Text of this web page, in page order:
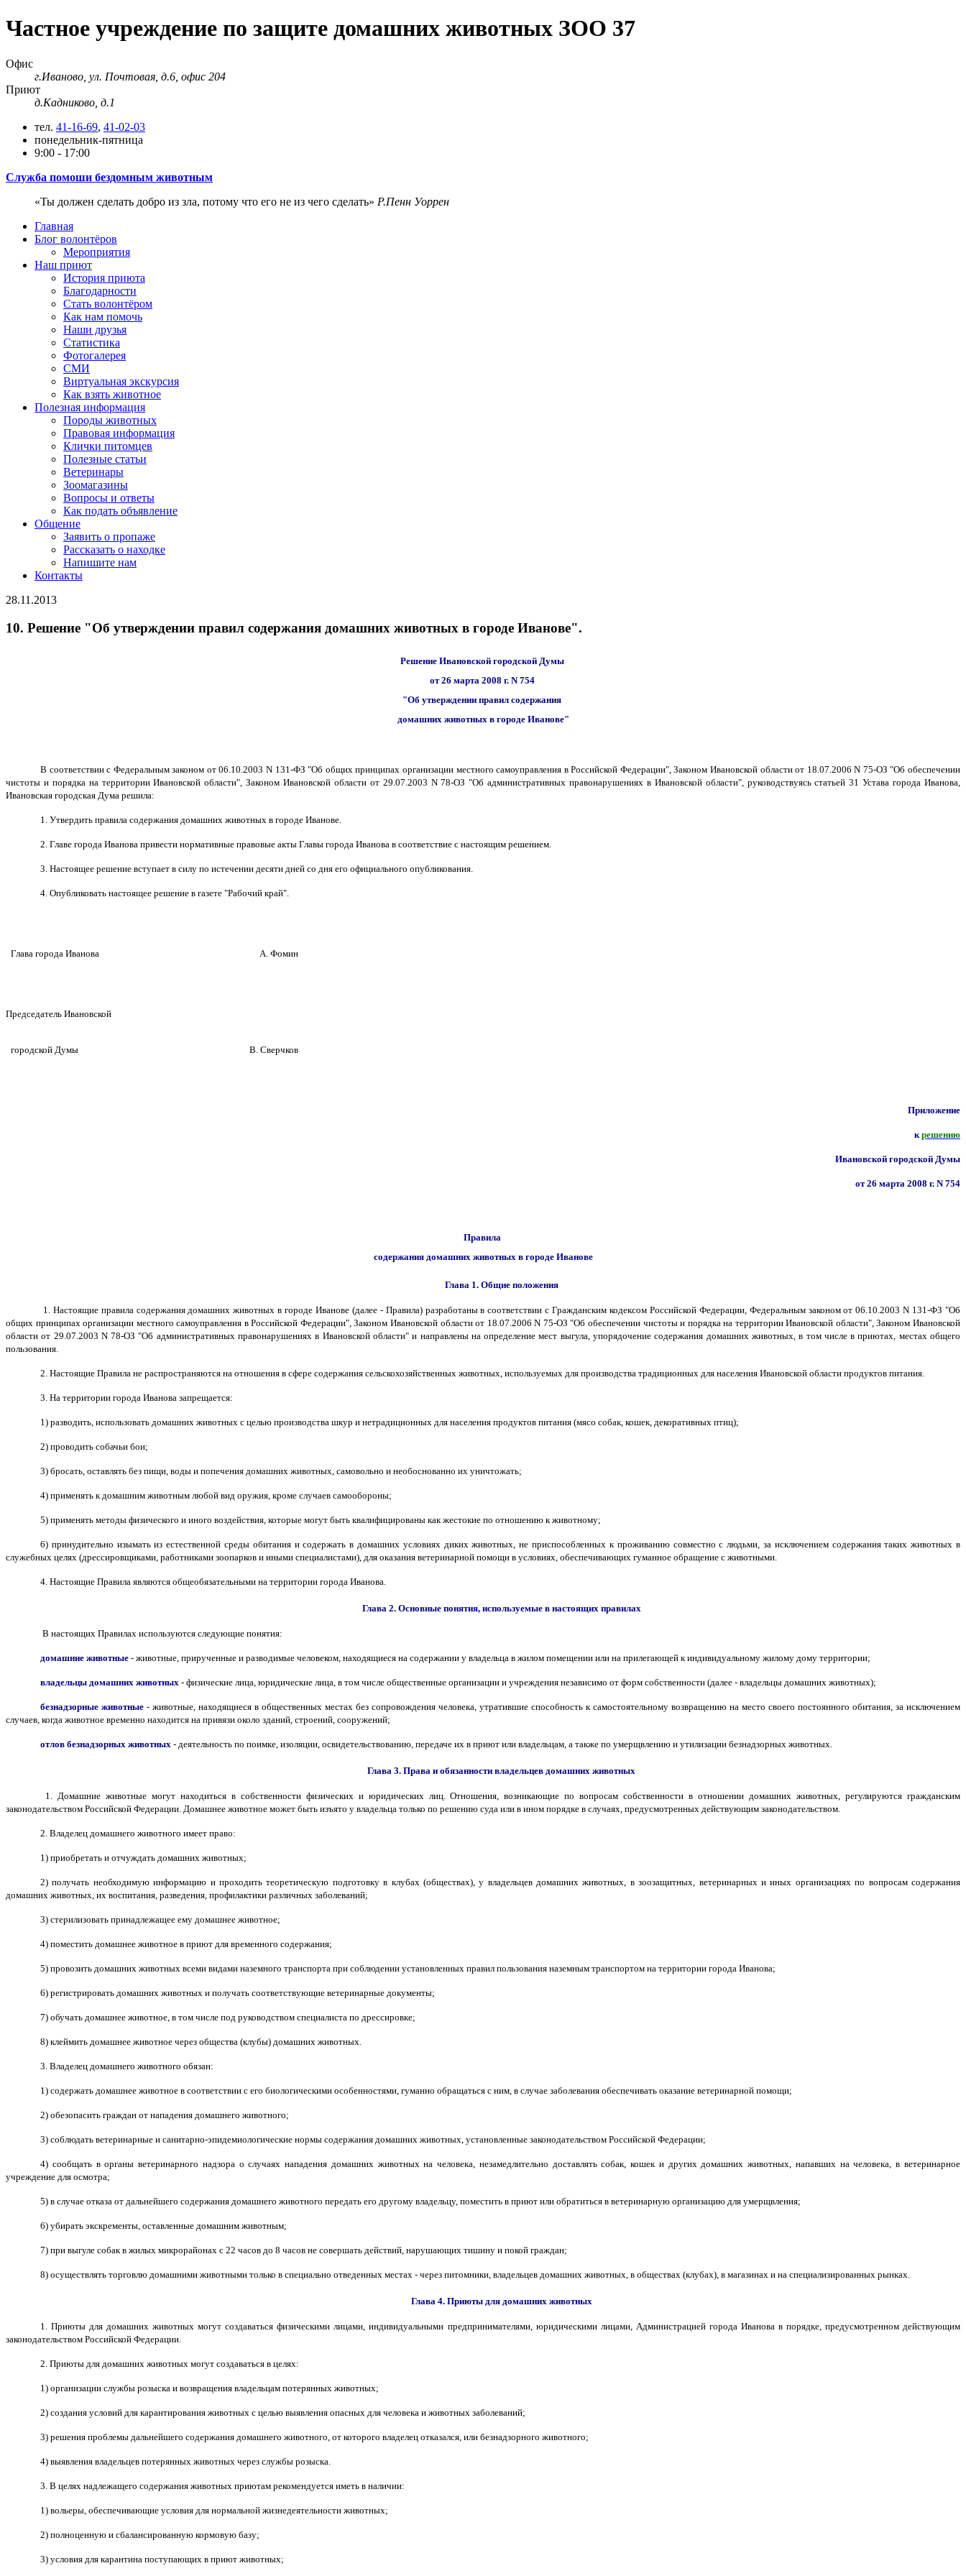
Частное учреждение по защите домашних животных ЗОО 37
Офис
г.Иваново, ул. Почтовая, д.6, офис 204
Приют
д.Кадниково, д.1
тел. 41-16-69, 41-02-03
понедельник-пятница
9:00 - 17:00
Служба помоши бездомным животным
Ты должен сделать добро из зла, потому что его не из чего сделать
Р.Пенн Уоррен
Главная
Блог волонтёров
Мероприятия
Наш приют
История приюта
Благодарности
Cтать волонтёром
Как нам помочь
Наши друзья
Статистика
Фотогалерея
СМИ
Виртуальная экскурсия
Как взять животное
Полезная информация
Породы животных
Правовая информация
Клички питомцев
Полезные статьи
Ветеринары
Зоомагазины
Вопросы и ответы
Как подать объявление
Общение
Заявить о пропаже
Рассказать о находке
Напишите нам
Контакты
28.11.2013
10. Решение "Об утверждении правил содержания домашних животных в городе Иванове".
Решение Ивановской городской Думы
от 26 марта 2008 г. N 754
"Об утверждении правил содержания
домашних животных в городе Иванове"
В соответствии с Федеральным законом от 06.10.2003 N 131-ФЗ "Об общих принципах организации местного самоуправления в Российской Федерации", Законом Ивановской области от 18.07.2006 N 75-ОЗ "Об обеспечении
чистоты и порядка на территории Ивановской области", Законом Ивановской области от 29.07.2003 N 78-ОЗ "Об административных правонарушениях в Ивановской области", руководствуясь статьей 31 Устава города Иванова,
Ивановская городская Дума решила:
1. Утвердить правила содержания домашних животных в городе Иванове.
2. Главе города Иванова привести нормативные правовые акты Главы города Иванова в соответствие с настоящим решением.
3. Настоящее решение вступает в силу по истечении десяти дней со дня его официального опубликования.
4. Опубликовать настоящее решение в газете "Рабочий край".
Глава города Иванова А. Фомин
Председатель Ивановской
городской Думы В. Сверчков
Приложение
крешению
Ивановской городской Думы
от 26 марта 2008 г. N 754
Правила
содержания домашних животных в городе Иванове
Глава 1. Общие положения
1. Настоящие правила содержания домашних животных в городе Иванове (далее - Правила) разработаны в соответствии с Гражданским кодексом Российской Федерации, Федеральным законом от 06.10.2003 N 131-ФЗ "Об
общих принципах организации местного самоуправления в Российской Федерации", Законом Ивановской области от 18.07.2006 N 75-ОЗ "Об обеспечении чистоты и порядка на территории Ивановской области", Законом Ивановской
области от 29.07.2003 N 78-ОЗ "Об административных правонарушениях в Ивановской области" и направлены на определение мест выгула, упорядочение содержания домашних животных, в том числе в приютах, местах общего
пользования.
2. Настоящие Правила не распространяются на отношения в сфере содержания сельскохозяйственных животных, используемых для производства традиционных для населения Ивановской области продуктов питания.
3. На территории города Иванова запрещается:
1) разводить, использовать домашних животных с целью производства шкур и нетрадиционных для населения продуктов питания (мясо собак, кошек, декоративных птиц);
2) проводить собачьи бои;
3) бросать, оставлять без пищи, воды и попечения домашних животных, самовольно и необоснованно их уничтожать;
4) применять к домашним животным любой вид оружия, кроме случаев самообороны;
5) применять методы физического и иного воздействия, которые могут быть квалифицированы как жестокие по отношению к животному;
6) принудительно изымать из естественной среды обитания и содержать в домашних условиях диких животных, не приспособленных к проживанию совместно с людьми, за исключением содержания таких животных в
служебных целях (дрессировщиками, работниками зоопарков и иными специалистами), для оказания ветеринарной помощи в условиях, обеспечивающих гуманное обращение с животными.
4. Настоящие Правила являются общеобязательными на территории города Иванова.
Глава 2. Основные понятия, используемые в настоящих правилах
В настоящих Правилах используются следующие понятия:
домашние животные - животные, прирученные и разводимые человеком, находящиеся на содержании у владельца в жилом помещении или на прилегающей к индивидуальному жилому дому территории;
владельцы домашних животных - физические лица, юридические лица, в том числе общественные организации и учреждения независимо от форм собственности (далее - владельцы домашних животных);
безнадзорные животные - животные, находящиеся в общественных местах без сопровождения человека, утратившие способность к самостоятельному возвращению на место своего постоянного обитания, за исключением
случаев, когда животное временно находится на привязи около зданий, строений, сооружений;
отлов безнадзорных животных - деятельность по поимке, изоляции, освидетельствованию, передаче их в приют или владельцам, а также по умерщвлению и утилизации безнадзорных животных.
Глава 3. Права и обязанности владельцев домашних животных
1. Домашние животные могут находиться в собственности физических и юридических лиц. Отношения, возникающие по вопросам собственности в отношении домашних животных, регулируются гражданским
законодательством Российской Федерации. Домашнее животное может быть изъято у владельца только по решению суда или в ином порядке в случаях, предусмотренных действующим законодательством.
2. Владелец домашнего животного имеет право:
1) приобретать и отчуждать домашних животных;
2) получать необходимую информацию и проходить теоретическую подготовку в клубах (обществах), у владельцев домашних животных, в зоозащитных, ветеринарных и иных организациях по вопросам содержания
домашних животных, их воспитания, разведения, профилактики различных заболеваний;
3) стерилизовать принадлежащее ему домашнее животное;
4) поместить домашнее животное в приют для временного содержания;
5) провозить домашних животных всеми видами наземного транспорта при соблюдении установленных правил пользования наземным транспортом на территории города Иванова;
6) регистрировать домашних животных и получать соответствующие ветеринарные документы;
7) обучать домашнее животное, в том числе под руководством специалиста по дрессировке;
8) клеймить домашнее животное через общества (клубы) домашних животных.
3. Владелец домашнего животного обязан:
1) содержать домашнее животное в соответствии с его биологическими особенностями, гуманно обращаться с ним, в случае заболевания обеспечивать оказание ветеринарной помощи;
2) обезопасить граждан от нападения домашнего животного;
3) соблюдать ветеринарные и санитарно-эпидемиологические нормы содержания домашних животных, установленные законодательством Российской Федерации;
4) сообщать в органы ветеринарного надзора о случаях нападения домашних животных на человека, незамедлительно доставлять собак, кошек и других домашних животных, напавших на человека, в ветеринарное
учреждение для осмотра;
5) в случае отказа от дальнейшего содержания домашнего животного передать его другому владельцу, поместить в приют или обратиться в ветеринарную организацию для умерщвления;
6) убирать экскременты, оставленные домашним животным;
7) при выгуле собак в жилых микрорайонах с 22 часов до 8 часов не совершать действий, нарушающих тишину и покой граждан;
8) осуществлять торговлю домашними животными только в специально отведенных местах - через питомники, владельцев домашних животных, в обществах (клубах), в магазинах и на специализированных рынках.
Глава 4. Приюты для домашних животных
1. Приюты для домашних животных могут создаваться физическими лицами, индивидуальными предпринимателями, юридическими лицами, Администрацией города Иванова в порядке, предусмотренном действующим
законодательством Российской Федерации.
2. Приюты для домашних животных могут создаваться в целях:
1) организации службы розыска и возвращения владельцам потерянных животных;
2) создания условий для карантирования животных с целью выявления опасных для человека и животных заболеваний;
3) решения проблемы дальнейшего содержания домашнего животного, от которого владелец отказался, или безнадзорного животного;
4) выявления владельцев потерянных животных через службы розыска.
3. В целях надлежащего содержания животных приютам рекомендуется иметь в наличии:
1) вольеры, обеспечивающие условия для нормальной жизнедеятельности животных;
2) полноценную и сбалансированную кормовую базу;
3) условия для карантина поступающих в приют животных;